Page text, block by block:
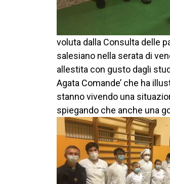
voluta dalla Consulta delle
salesiano nella serata di
allestita con gusto dagli
Agata Comande’ che ha
stanno vivendo una
spiegando che anche una